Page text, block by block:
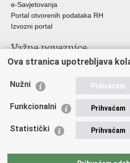
e-Savjetovanja
Portal otvorenih podataka RH
Izvozni portal
Važne poveznice
Ministarstvo unutarnjih poslova RH
Nestale osobe u Domovinskom ratu
Ministarstvo znanosti i obrazovanja
Ova stranica upotrebljava
Nužni Prihvaćam
Funkcionalni Prihvaćam
Statistički Prihvaćam